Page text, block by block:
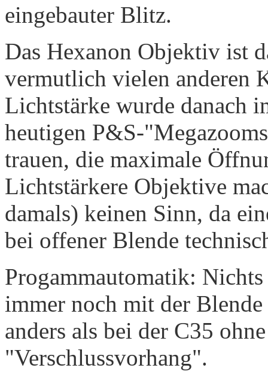
eingebauter Blitz.
Das Hexanon Objektiv ist
vermutlich vielen anderen
Lichtstärke wurde danach
heutigen P&S-
trauen, die maximale
Lichtstärkere Objektive
damals) keinen Sinn, da
bei offener Blende
Progammautomatik:
immer noch mit der
anders als bei der C35
"Verschlussvorhang".